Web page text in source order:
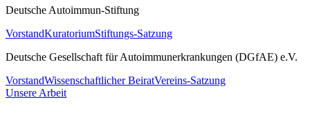
Deutsche Autoimmun-Stiftung
VorstandKuratoriumStiftungs-Satzung
Deutsche Gesellschaft für Autoimmunerkrankungen (DGfAE) e.V.
VorstandWissenschaftlicher BeiratVereins-Satzung
Unsere Arbeit